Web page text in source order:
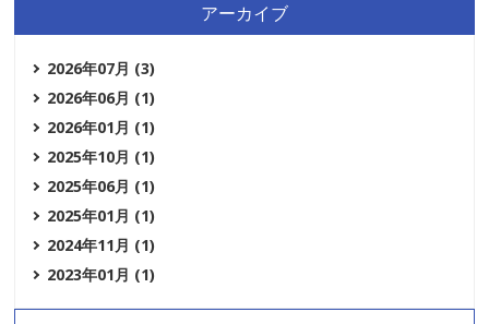
アーカイブ
2026年07月 (3)
2026年06月 (1)
2026年01月 (1)
2025年10月 (1)
2025年06月 (1)
2025年01月 (1)
2024年11月 (1)
2023年01月 (1)